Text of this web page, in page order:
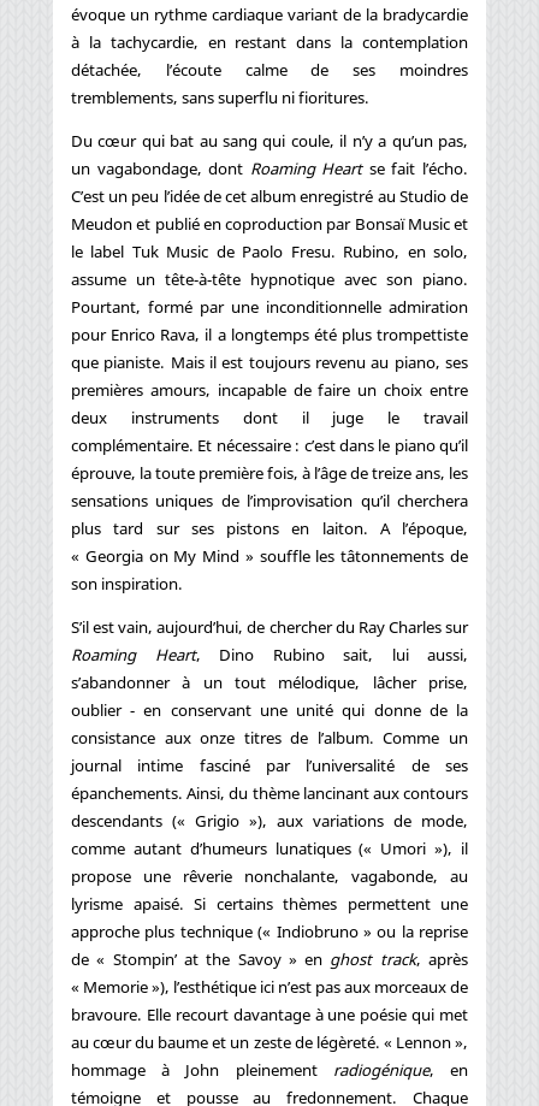
évoque un rythme cardiaque variant de la bradycardie
à la tachycardie, en restant dans la contemplation
détachée, l’écoute calme de ses moindres
tremblements, sans superflu ni fioritures.
Du cœur qui bat au sang qui coule, il n’y a qu’un pas,
un vagabondage, dont Roaming Heartse fait l’écho.
C’est un peu l’idée de cet album enregistré au Studio de
Meudon et publié en coproduction par Bonsaï Music et
le label Tuk Music de Paolo Fresu. Rubino, en solo,
assume un tête-à-tête hypnotique avec son piano.
Pourtant, formé par une inconditionnelle admiration
pour Enrico Rava, il a longtemps été plus trompettiste
que pianiste. Mais il est toujours revenu au piano, ses
premières amours, incapable de faire un choix entre
deux instruments dont il juge le travail
complémentaire. Et nécessaire : c’est dans le piano qu’il
éprouve, la toute première fois, à l’âge de treize ans, les
sensations uniques de l’improvisation qu’il cherchera
plus tard sur ses pistons en laiton. A l’époque,
« Georgia on My Mind » souffle les tâtonnements de
son inspiration.
S’il est vain, aujourd’hui, de chercher du Ray Charles sur
Roaming Heart, Dino Rubino sait, lui aussi,
s’abandonner à un tout mélodique, lâcher prise,
oublier - en conservant une unité qui donne de la
consistance aux onze titres de l’album. Comme un
journal intime fasciné par l’universalité de ses
épanchements. Ainsi, du thème lancinant aux contours
descendants (« Grigio »), aux variations de mode,
comme autant d’humeurs lunatiques (« Umori »), il
propose une rêverie nonchalante, vagabonde, au
lyrisme apaisé. Si certains thèmes permettent une
approche plus technique (« Indiobruno » ou la reprise
de « Stompin’ at the Savoy » en ghost track, après
« Memorie »), l’esthétique ici n’est pas aux morceaux de
bravoure. Elle recourt davantage à une poésie qui met
au cœur du baume et un zeste de légèreté. « Lennon »,
hommage à John pleinement radiogénique, en
témoigne et pousse au fredonnement. Chaque